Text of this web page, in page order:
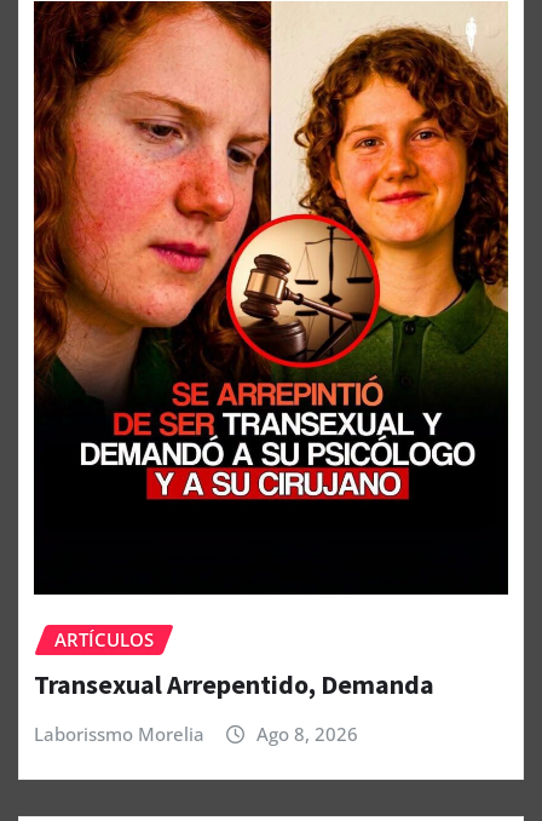
ARTÍCULOS
Transexual Arrepentido, Demanda
Laborissmo Morelia Ago 8, 2026